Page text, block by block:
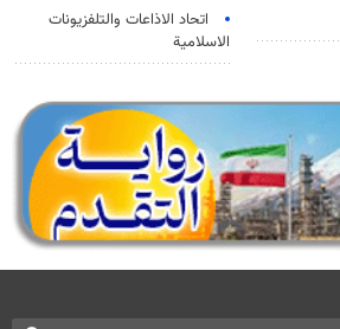
اتحاد الاذاعات والتلفزيونات
الاسلامية